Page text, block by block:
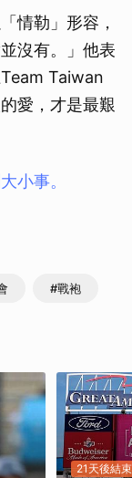
情勒」形容，
沒有。」他表
Taiwan
愛，才是最艱
小事。
#戰袍
21天後結束